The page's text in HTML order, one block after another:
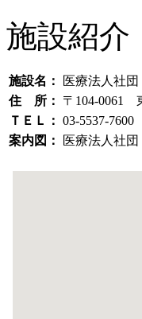
施設紹介
施設名：
医療法人社
住 所：
〒104-0061
ＴＥＬ： 03-5537-7600
案内図：
医療法人社